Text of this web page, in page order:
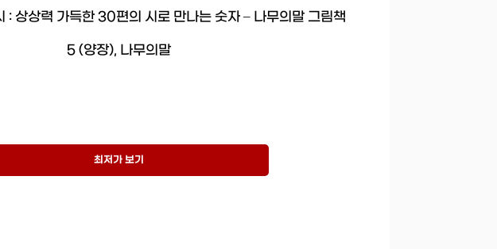
: 상상력 가득한 30편의 시로 만나는 숫자 – 나무의말 그림책
5 (양장), 나무의말
최저가 보기